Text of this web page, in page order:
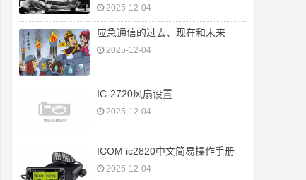
2025-12-04
应急通信的过去、现在和未来
2025-12-04
IC-2720风扇设置
2025-12-04
ICOM ic2820中文简易操作手册
2025-12-04